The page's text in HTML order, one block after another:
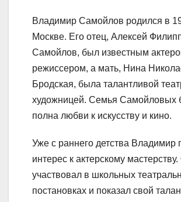
Владимир Самойлов родился в
Москве. Его отец, Алексей
Самойлов, был известным
режиссером, а мать, Нина
Бродская, была талантливой
художницей. Семья Самойловых
полна любви к искусству и кино.
Уже с раннего детства Владимир
интерес к актерскому
участвовал в школьных
постановках и показал свой